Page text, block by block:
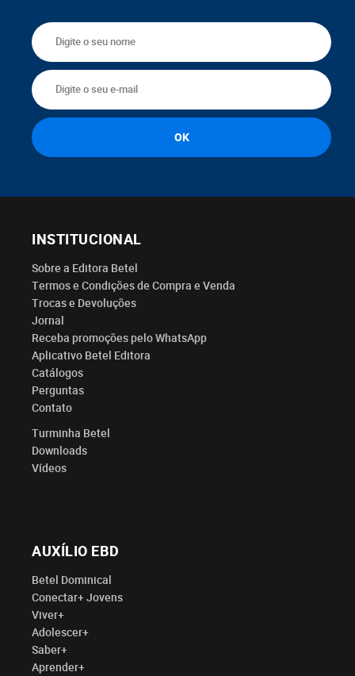
INSTITUCIONAL
Sobre a Editora Betel
Termos e Condições de Compra e Venda
Trocas e Devoluções
Jornal
Receba promoções pelo WhatsApp
Aplicativo Betel Editora
Catálogos
Perguntas
Contato
Turminha Betel
Downloads
Vídeos
AUXÍLIO EBD
Betel Dominical
Conectar+ Jovens
Viver+
Adolescer+
Saber+
Aprender+